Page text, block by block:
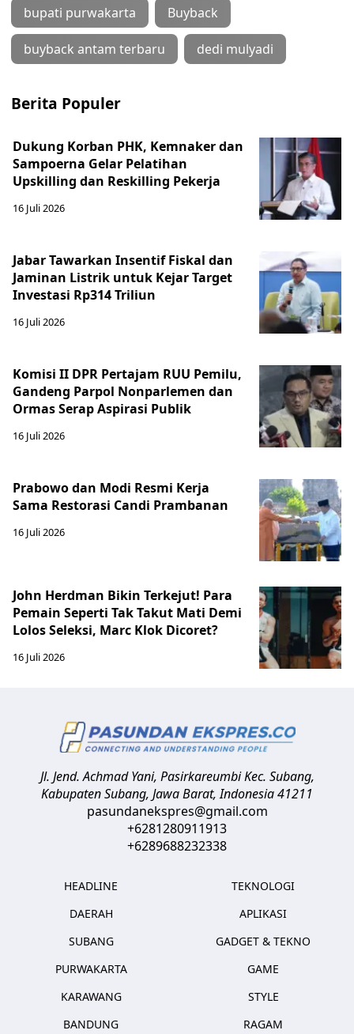
bupati purwakarta Buyback
buyback antam terbaru dedi mulyadi
Berita Populer
Dukung Korban PHK, Kemnaker dan
Sampoerna Gelar Pelatihan
Upskilling dan Reskilling Pekerja
16 Juli 2026
Jabar Tawarkan Insentif Fiskal dan
Jaminan Listrik untuk Kejar Target
Investasi Rp314 Triliun
16 Juli 2026
Komisi II DPR Pertajam RUU Pemilu,
Gandeng Parpol Nonparlemen dan
Ormas Serap Aspirasi Publik
16 Juli 2026
Prabowo dan Modi Resmi Kerja
Sama Restorasi Candi Prambanan
16 Juli 2026
John Herdman Bikin Terkejut! Para
Pemain Seperti Tak Takut Mati Demi
Lolos Seleksi, Marc Klok Dicoret?
16 Juli 2026
Jl. Jend. Achmad Yani, Pasirkareumbi Kec. Subang,
Kabupaten Subang, Jawa Barat,Indonesia41211
pasundanekspres@gmail.com
+6281280911913
+6289688232338
HEADLINE
DAERAH
SUBANG
PURWAKARTA
KARAWANG
BANDUNG
TEKNOLOGI
APLIKASI
GADGET & TEKNO
GAME
STYLE
RAGAM